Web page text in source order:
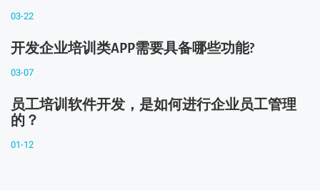
03-22
开发企业培训类APP需要具备哪些功能?
03-07
员工培训软件开发，是如何进行企业员工管理
的？
01-12